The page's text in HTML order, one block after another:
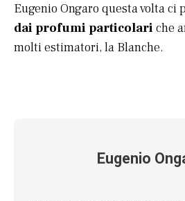
Eugenio Ongaro questa volta ci
dai profumi particolari che
molti estimatori, la Blanche.
Eugenio